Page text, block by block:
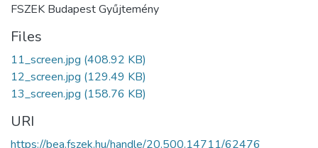
FSZEK Budapest Gyűjtemény
Files
11_screen.jpg (408.92 KB)
12_screen.jpg (129.49 KB)
13_screen.jpg (158.76 KB)
URI
https://bea.fszek.hu/handle/20.500.14711/62476